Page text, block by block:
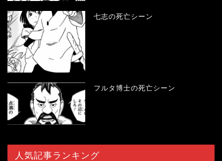
七志の死亡シーン
フルタ博士の死亡シーン
人気記事ランキング